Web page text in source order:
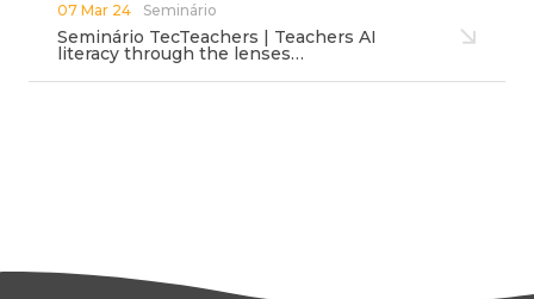
07 Mar 24 Seminário
Seminário TecTeachers | Teachers AI
literacy through the lenses…